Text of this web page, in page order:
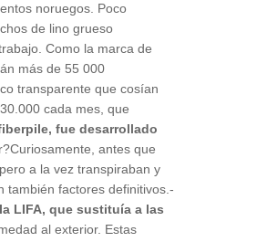
noruegos. Poco
de lino grueso
Como la marca de
más de 55 000
transparente que cosían
cada mes, que
fue desarrollado
antes que
a la vez transpiraban y
también factores definitivos.-
LIFA, que sustituía a las
al exterior. Estas